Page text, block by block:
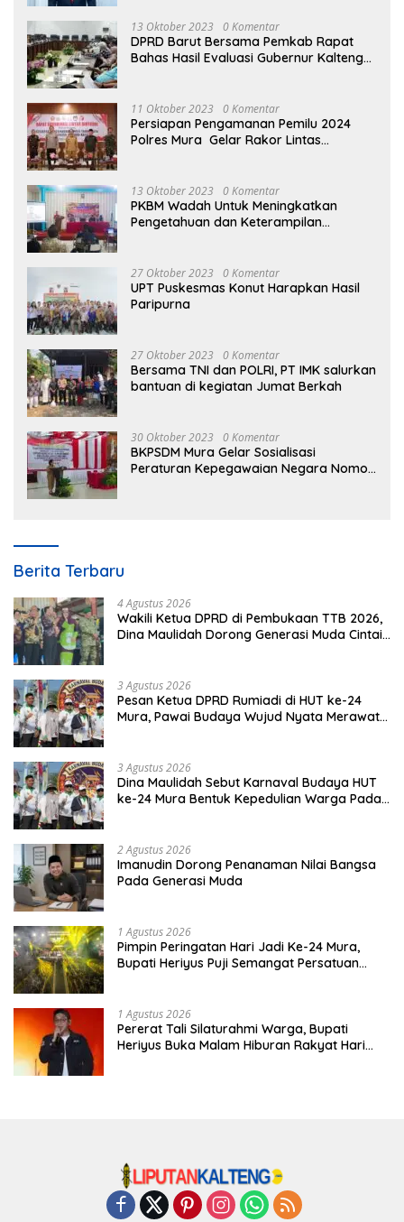
13 Oktober 2023 0 Komentar
DPRD Barut Bersama Pemkab Rapat
Bahas Hasil Evaluasi Gubernur Kalteng
11 Oktober 2023 0 Komentar
Persiapan Pengamanan Pemilu 2024
Polres Mura Gelar Rakor Lintas
13 Oktober 2023 0 Komentar
PKBM Wadah Untuk Meningkatkan
Pengetahuan dan Keterampilan
27 Oktober 2023 0 Komentar
UPT Puskesmas Konut Harapkan Hasil
Paripurna
27 Oktober 2023 0 Komentar
Bersama TNI dan POLRI, PT IMK salurkan
bantuan di kegiatan Jumat Berkah
30 Oktober 2023 0 Komentar
BKPSDM Mura Gelar Sosialisasi
Peraturan Kepegawaian Negara Nomor
Berita Terbaru
4 Agustus 2026
Wakili Ketua DPRD di Pembukaan TTB 2026,
Dina Maulidah Dorong Generasi Muda Cintai
3 Agustus 2026
Pesan Ketua DPRD Rumiadi di HUT ke-24
Mura, Pawai Budaya Wujud Nyata Merawat
3 Agustus 2026
Dina Maulidah Sebut Karnaval Budaya HUT
ke-24 Mura Bentuk Kepedulian Warga Pada
2 Agustus 2026
Imanudin Dorong Penanaman Nilai Bangsa
Pada Generasi Muda
1 Agustus 2026
Pimpin Peringatan Hari Jadi Ke-24 Mura,
Bupati Heriyus Puji Semangat Persatuan
1 Agustus 2026
Pererat Tali Silaturahmi Warga, Bupati
Heriyus Buka Malam Hiburan Rakyat Hari